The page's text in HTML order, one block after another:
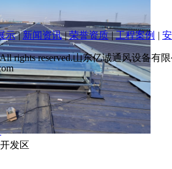
发区
示 | 新闻资讯 | 荣誉资质 | 工程案例 |
rights reserved.山东亿诚通风设备有